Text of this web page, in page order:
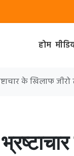
होम
के खिलाफ